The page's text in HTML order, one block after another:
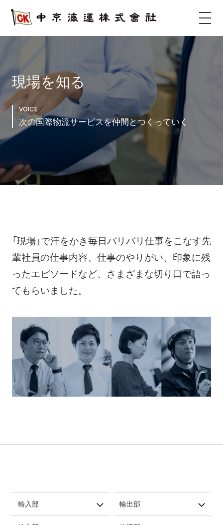
現場を知る
VOICE
次の国際物流サービスを仲間とつくっていく
「現場」で汗をかき毎日バリバリ仕事をこなす先
輩社員の仕事内容、仕事のやりがい、印象に残
ったエピソードなど、さまざまな切り口で語っ
てもらいました。
輸入部 輸出部
サ
イ
ー